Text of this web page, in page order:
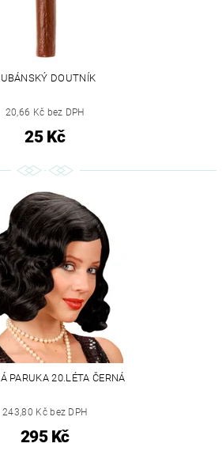
DOUTNÍK
20,66 Kč bez DPH
25 Kč
PARUKA 20.LÉTA ČERNÁ
243,80 Kč bez DPH
295 Kč